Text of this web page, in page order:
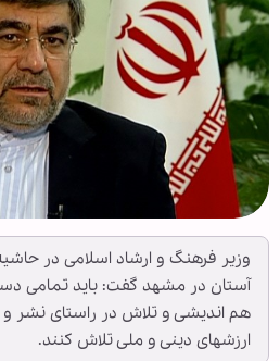
وزیر فرهنگ و ارشاد اسلامی در
آستان در مشهد گفت: باید تمامی
هم اندیشی و تلاش در راستای نشر
ارزشهای دینی و ملی تلاش کنند.